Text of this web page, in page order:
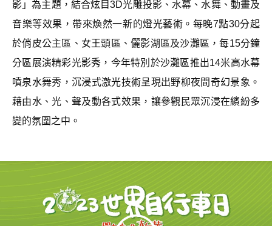
影」為主題，結合炫目3D光雕投影、水幕、水舞、動畫及
音樂等效果，帶來煥然一新的燈光藝術。每晚7點30分起
於俏皮公主區、女王頭區、儷影湖區及沙灘區，每15分鐘
分區展演精彩光影秀，今年特別於沙灘區推出14米高水幕
噴泉水舞秀，沉浸式激光技術呈現出野柳夜間奇幻景象。
藉由水、光、聲及動各式效果，讓參觀民眾沉浸在繽紛多
變的氛圍之中。